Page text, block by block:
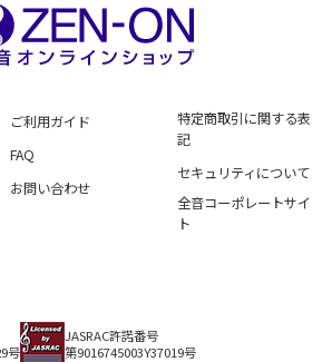
ご利用ガイド
FAQ
お問い合わせ
特定商取引に関する表
記
セキュリティについて
全音コーポレートサイ
ト
号
JASRAC許諾番号
第9016745003Y37019号